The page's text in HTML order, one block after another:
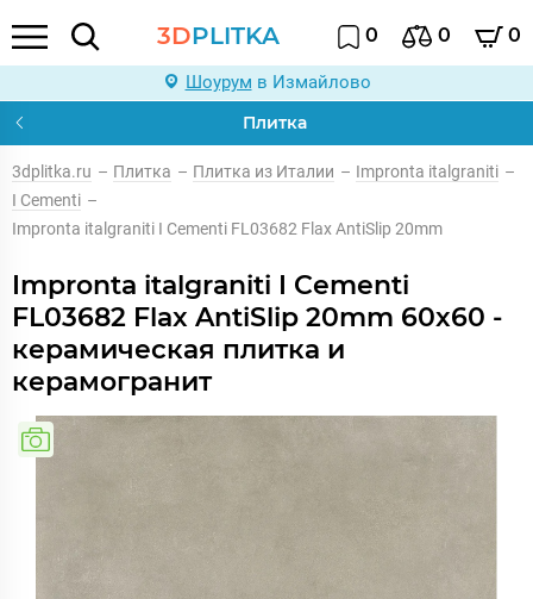
3DPLITKA 0 0 0
Шоурум в Измайлово
Плитка
3dplitka.ru – Плитка – Плитка из Италии – Impronta italgraniti –
I Cementi –
Impronta italgraniti I Cementi FL03682 Flax AntiSlip 20mm
Impronta italgraniti I Cementi
FL03682 Flax AntiSlip 20mm 60x60 -
керамическая плитка и
керамогранит